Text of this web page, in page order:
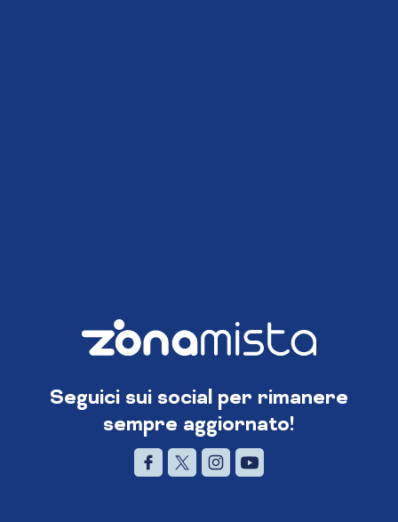
Seguici sui social per rimanere
sempre aggiornato!